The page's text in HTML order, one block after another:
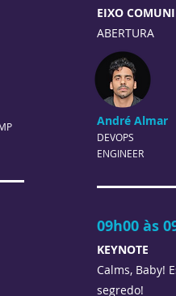
EIXO
ABERTURA
André Almar
DEVOPS
ENGINEER
09h00 às
KEYNOTE
Calms,Baby!
segredo!